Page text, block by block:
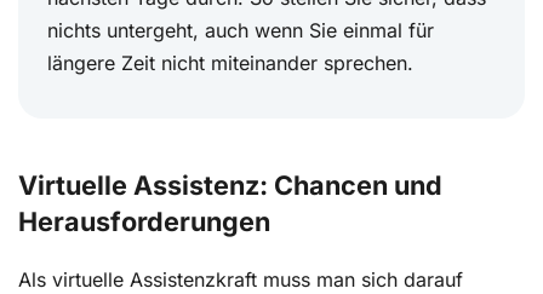
nichts untergeht, auch wenn Sie einmal für
längere Zeit nicht miteinander sprechen.
Virtuelle Assistenz: Chancen und
Herausforderungen
Als virtuelle Assistenzkraft muss man sich darauf